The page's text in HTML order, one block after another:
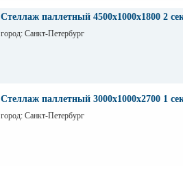
Стеллаж паллетный 4500х1000х1800 2
город: Санкт-Петербург
Стеллаж паллетный 3000х1000х2700 1
город: Санкт-Петербург